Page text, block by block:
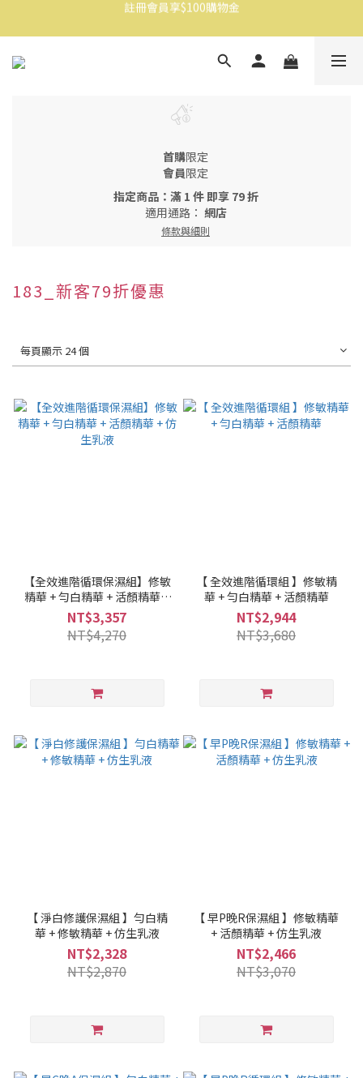
消費滿$1500免運
消費滿$1500免運
首購限定
會員限定
指定商品：滿 1 件 即享 79 折
適用通路： 網店
條款與細則
183_新客79折優惠
每頁顯示 24 個
【全效進階循環保濕組】修敏
精華 + 勻白精華 + 活顏精華 +
仿生乳液
NT$3,357
NT$4,270
【 全效進階循環組 】修敏精
華 + 勻白精華 + 活顏精華
NT$2,944
NT$3,680
【 淨白修護保濕組 】勻白精
華 + 修敏精華 + 仿生乳液
NT$2,328
NT$2,870
【 早P晚R保濕組 】修敏精華
+ 活顏精華 + 仿生乳液
NT$2,466
NT$3,070